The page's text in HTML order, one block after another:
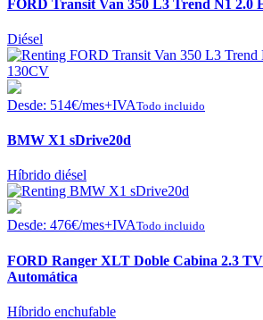
FORD Transit Van 350 L3 Trend N1 2.0
Diésel
Desde: 514€/mes+IVATodo incluido
BMW X1 sDrive20d
Híbrido diésel
Desde: 476€/mes+IVATodo incluido
FORD Ranger XLT Doble Cabina 2.3
Automática
Híbrido enchufable